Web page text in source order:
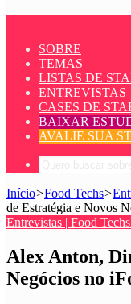
SOBRE
TEMAS
LISTAS DE
ENTREVISTAS
CASES DE
BAIXAR
AVALIE SUA
Início>Food Techs>
de Estratégia e Novos
Entrevistas | Food Techs
Alex Anton,
Negócios no